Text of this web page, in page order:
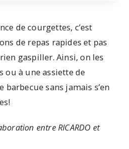
de courgettes, c’est
de repas rapides et pas
gaspiller. Ainsi, on les
ou à une assiette de
sans jamais s’en
entre RICARDO et